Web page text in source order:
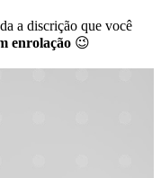
a discrição que você
enrolação 😉